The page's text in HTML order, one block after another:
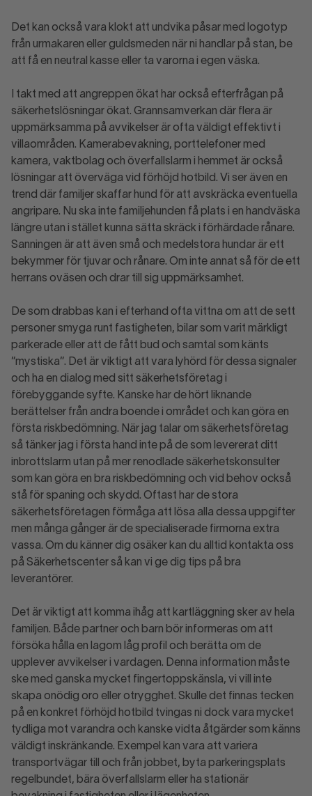
Det kan också vara klokt att undvika påsar med logotyp
från urmakaren eller guldsmeden när ni handlar på stan, be
att få en neutral kasse eller ta varorna i egen väska.
I takt med att angreppen ökat har också efterfrågan på
säkerhetslösningar ökat. Grannsamverkan där flera är
uppmärksamma på avvikelser är ofta väldigt effektivt i
villaområden. Kamerabevakning, porttelefoner med
kamera, vaktbolag och överfallslarm i hemmet är också
lösningar att överväga vid förhöjd hotbild. Vi ser även en
trend där familjer skaffar hund för att avskräcka eventuella
angripare. Nu ska inte familjehunden få plats i en handväska
längre utan i stället kunna sätta skräck i förhärdade rånare.
Sanningen är att även små och medelstora hundar är ett
bekymmer för tjuvar och rånare. Om inte annat så för de ett
herrans oväsen och drar till sig uppmärksamhet.
De som drabbas kan i efterhand ofta vittna om att de sett
personer smyga runt fastigheten, bilar som varit märkligt
parkerade eller att de fått bud och samtal som känts
”mystiska”. Det är viktigt att vara lyhörd för dessa signaler
och ha en dialog med sitt säkerhetsföretag i
förebyggande syfte. Kanske har de hört liknande
berättelser från andra boende i området och kan göra en
första riskbedömning. När jag talar om säkerhetsföretag
så tänker jag i första hand inte på de som levererat ditt
inbrottslarm utan på mer renodlade säkerhetskonsulter
som kan göra en bra riskbedömning och vid behov också
stå för spaning och skydd. Oftast har de stora
säkerhetsföretagen förmåga att lösa alla dessa uppgifter
men många gånger är de specialiserade firmorna extra
vassa. Om du känner dig osäker kan du alltid kontakta oss
på Säkerhetscenter så kan vi ge dig tips på bra
leverantörer.
Det är viktigt att komma ihåg att kartläggning sker av hela
familjen. Både partner och barn bör informeras om att
försöka hålla en lagom låg profil och berätta om de
upplever avvikelser i vardagen. Denna information måste
ske med ganska mycket fingertoppskänsla, vi vill inte
skapa onödig oro eller otrygghet. Skulle det finnas tecken
på en konkret förhöjd hotbild tvingas ni dock vara mycket
tydliga mot varandra och kanske vidta åtgärder som känns
väldigt inskränkande. Exempel kan vara att variera
transportvägar till och från jobbet, byta parkeringsplats
regelbundet, bära överfallslarm eller ha stationär